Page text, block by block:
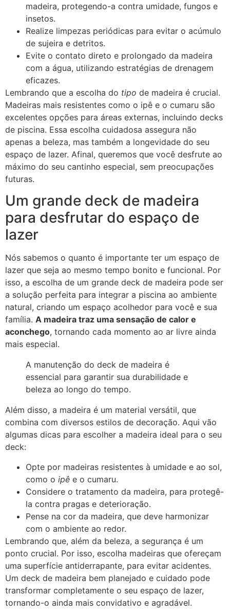
madeira, protegendo-a contra umidade, fungos e
insetos.
Realize limpezas periódicas para evitar o acúmulo
de sujeira e detritos.
Evite o contato direto e prolongado da madeira
com a água, utilizando estratégias de drenagem
eficazes.
Lembrando que a escolha do tipo de madeira é crucial.
Madeiras mais resistentes como o ipê e o cumaru são
excelentes opções para áreas externas, incluindo decks
de piscina. Essa escolha cuidadosa assegura não
apenas a beleza, mas também a longevidade do seu
espaço de lazer. Afinal, queremos que você desfrute ao
máximo do seu cantinho especial, sem preocupações
futuras.
Um grande deck de madeira
para desfrutar do espaço de
lazer
Nós sabemos o quanto é importante ter um espaço de
lazer que seja ao mesmo tempo bonito e funcional. Por
isso, a escolha de um grande deck de madeira pode ser
a solução perfeita para integrar a piscina ao ambiente
natural, criando um espaço acolhedor para você e sua
família. A madeira traz uma sensação de calor e
aconchego, tornando cada momento ao ar livre ainda
mais especial.
A manutenção do deck de madeira é
essencial para garantir sua durabilidade e
beleza ao longo do tempo.
Além disso, a madeira é um material versátil, que
combina com diversos estilos de decoração. Aqui vão
algumas dicas para escolher a madeira ideal para o seu
deck:
Opte por madeiras resistentes à umidade e ao sol,
como o ipê e o cumaru.
Considere o tratamento da madeira, para protegê-
la contra pragas e deterioração.
Pense na cor da madeira, que deve harmonizar
com o ambiente ao redor.
Lembrando que, além da beleza, a segurança é um
ponto crucial. Por isso, escolha madeiras que ofereçam
uma superfície antiderrapante, para evitar acidentes.
Um deck de madeira bem planejado e cuidado pode
transformar completamente o seu espaço de lazer,
tornando-o ainda mais convidativo e agradável.